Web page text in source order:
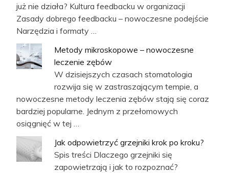
już nie działa? Kultura feedbacku w organizacji
Zasady dobrego feedbacku – nowoczesne podejście
Narzędzia i formaty …
Metody mikroskopowe – nowoczesne
leczenie zębów
W dzisiejszych czasach stomatologia
rozwija się w zastraszającym tempie, a
nowoczesne metody leczenia zębów stają się coraz
bardziej popularne. Jednym z przełomowych
osiągnięć w tej …
Jak odpowietrzyć grzejniki krok po kroku?
Spis treści Dlaczego grzejniki się
zapowietrzają i jak to rozpoznać?